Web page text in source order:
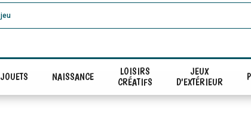
JOUETS NAISSANCE
LOISIRS
CRÉATIFS
JEUX
D'EXTÉRIEUR